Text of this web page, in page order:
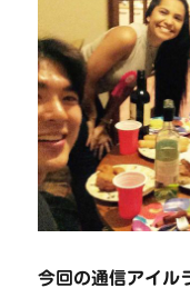
今回の通信アイル